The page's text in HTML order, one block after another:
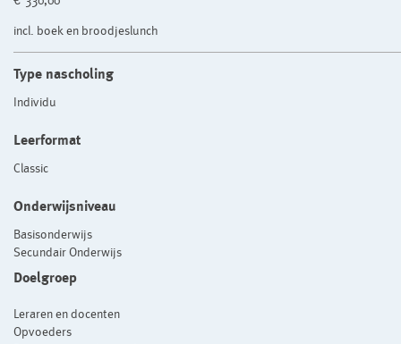
incl. boek en broodjeslunch
Type nascholing
Individu
Leerformat
Classic
Onderwijsniveau
Basisonderwijs
Secundair Onderwijs
Doelgroep
Leraren en docenten
Opvoeders